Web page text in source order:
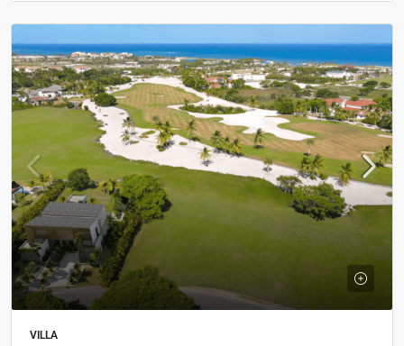
VILLA